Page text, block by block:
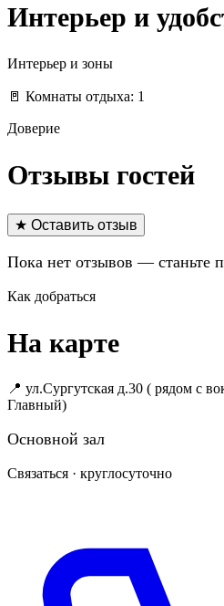
Интерьер и
Интерьер и зоны
🚪 Комнаты отдыха: 1
Доверие
Отзывы гостей
★ Оставить отзыв
Пока нет отзывов — станьте
Как добраться
На карте
📍 ул.Сургутская д.30 ( рядом с
Главный)
Основной зал
Связаться · круглосуточно